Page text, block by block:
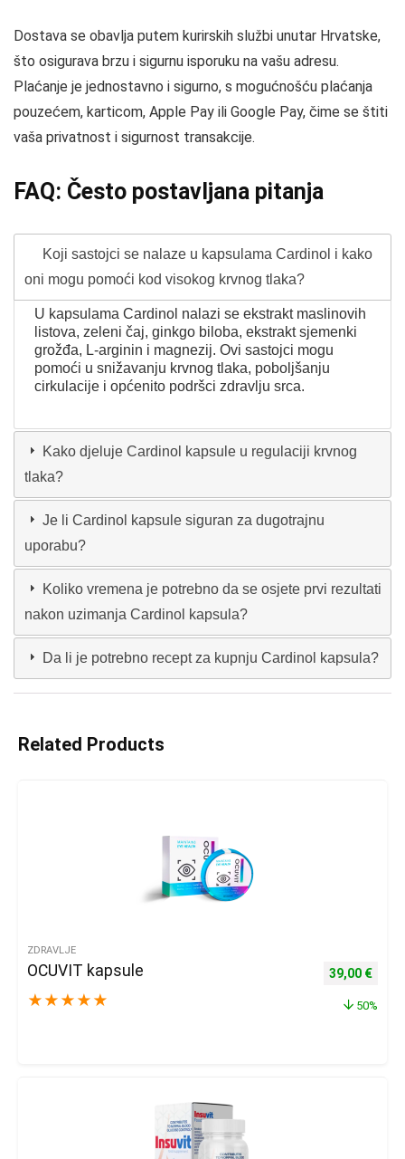
Dostava se obavlja putem kurirskih službi unutar Hrvatske,
što osigurava brzu i sigurnu isporuku na vašu adresu.
Plaćanje je jednostavno i sigurno, s mogućnošću plaćanja
pouzećem, karticom, Apple Pay ili Google Pay, čime se štiti
vaša privatnost i sigurnost transakcije.
FAQ: Često postavljana pitanja
Koji sastojci se nalaze u kapsulama Cardinol i kako
oni mogu pomoći kod visokog krvnog tlaka?
U kapsulama Cardinol nalazi se ekstrakt maslinovih
listova, zeleni čaj, ginkgo biloba, ekstrakt sjemenki
grožđa, L-arginin i magnezij. Ovi sastojci mogu
pomoći u snižavanju krvnog tlaka, poboljšanju
cirkulacije i općenito podršci zdravlju srca.
Kako djeluje Cardinol kapsule u regulaciji krvnog
tlaka?
Je li Cardinol kapsule siguran za dugotrajnu
uporabu?
Koliko vremena je potrebno da se osjete prvi rezultati
nakon uzimanja Cardinol kapsula?
Da li je potrebno recept za kupnju Cardinol kapsula?
Related Products
ZDRAVLJE
OCUVIT kapsule
★ ★ ★ ★ ★
Izvorna
39,00 €
50%